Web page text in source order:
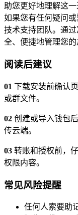
助您更好地理解这
如果您有任何疑问
技术支持团队。通
全、便捷地管理您的
阅读后建议
01 下载安装前确认
或群文件。
02 创建或导入钱包
传云端。
03 转账和授权前，
权限内容。
常见风险提醒
任何人索要助